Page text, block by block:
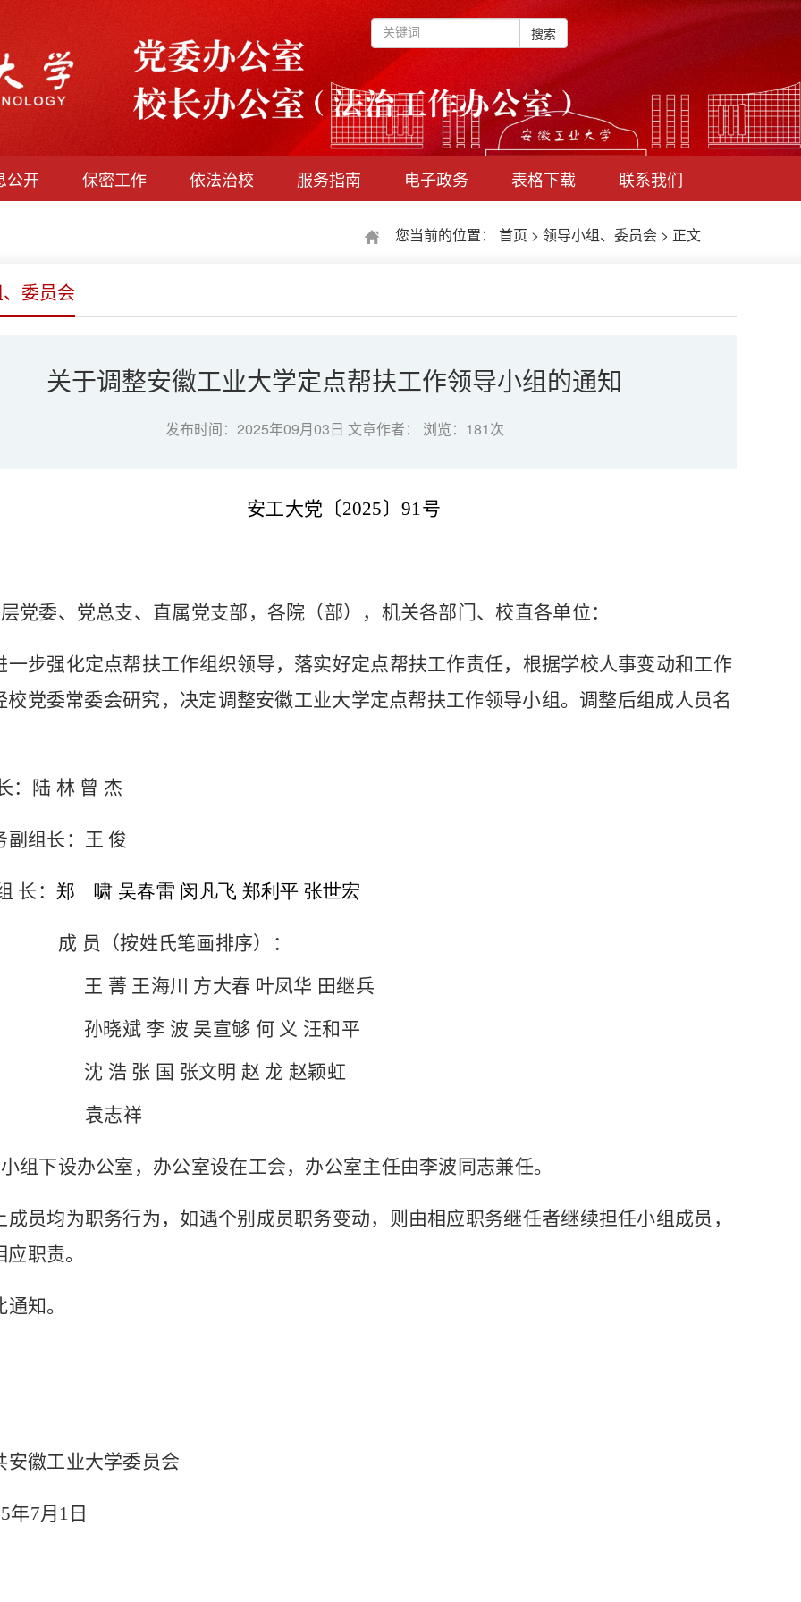
搜索
公开 保密工作 依法治校 服务指南 电子政务 表格下载 联系我们
您当前的位置： 首页 > 领导小组、委员会 > 正文
委员会
关于调整安徽工业大学定点帮扶工作领导小组的通知
发布时间：2025年09月03日 文章作者： 浏览： 181次
安工大党〔2025〕91号
党委、党总支、直属党支部，各院（部），机关各部门、校直各单位：
一步强化定点帮扶工作组织领导，落实好定点帮扶工作责任，根据学校人事变动和工作
校党委常委会研究，决定调整安徽工业大学定点帮扶工作领导小组。调整后组成人员名
：陆 林 曾 杰
副组长：王 俊
长： 郑 啸 吴春雷 闵凡飞 郑利平 张世宏
成 员（按姓氏笔画排序）：
王 菁 王海川 方大春 叶凤华 田继兵
孙晓斌 李 波 吴宣够 何 义 汪和平
沈 浩 张 国 张文明 赵 龙 赵颖虹
袁志祥
组下设办公室，办公室设在工会，办公室主任由李波同志兼任。
成员均为职务行为，如遇个别成员职务变动，则由相应职务继任者继续担任小组成员，
职责。
通知。
安徽工业大学委员会
年7月 1 日